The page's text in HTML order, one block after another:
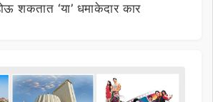
शकतात ‘या’ धमाकेदार कार